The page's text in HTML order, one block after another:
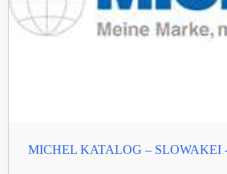
MICHEL KATALOG – SLOWAKEI